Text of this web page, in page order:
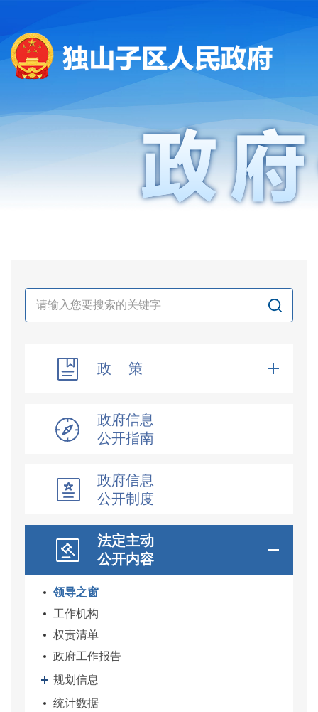
政 策
政府信息
公开指南
政府信息
公开制度
法定主动
公开内容
领导之窗
工作机构
权责清单
政府工作报告
规划信息
统计数据